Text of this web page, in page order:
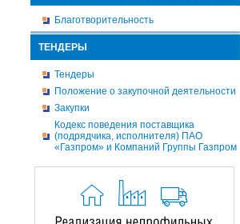
Благотворительность
ТЕНДЕРЫ
Тендеры
Положение о закупочной деятельности
Закупки
Кодекс поведения поставщика
(подрядчика, исполнителя) ПАО
«Газпром» и Компаний Группы Газпром